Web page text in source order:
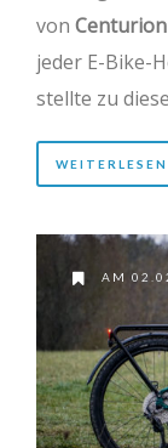
von Centurion
jeder E-Bike-
stellte zu
WEITERLESEN
AM